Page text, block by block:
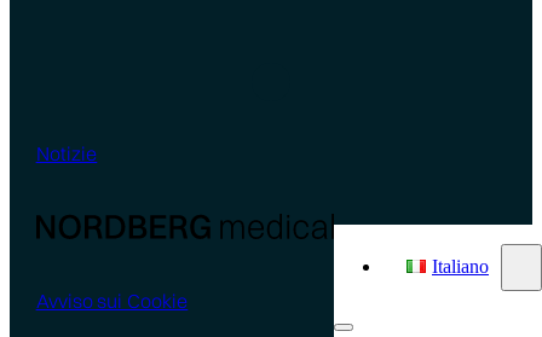
Notizie
Avviso sui Cookie
Italiano